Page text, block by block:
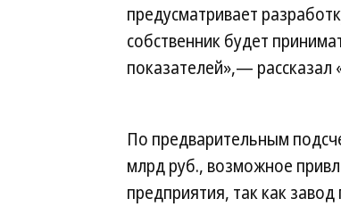
предусматривает
собственник будет
показателей»,— рассказал
По предварительным
млрд руб., возможное
предприятия, так как